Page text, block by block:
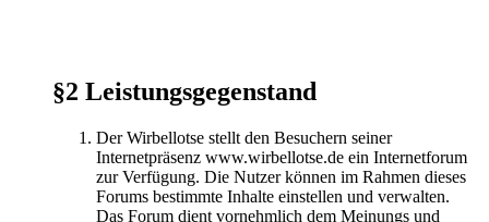
§2 Leistungsgegenstand
Der Wirbellotse stellt den Besuchern seiner
Internetpräsenz www.wirbellotse.de ein Internetforum
zur Verfügung. Die Nutzer können im Rahmen dieses
Forums bestimmte Inhalte einstellen und verwalten.
Das Forum dient vornehmlich dem Meinungs und